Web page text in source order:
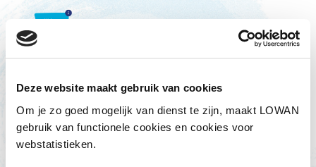
Deze website maakt gebruik van cookies
Om je zo goed mogelijk van dienst te zijn, maakt LOWAN
gebruik van functionele cookies en cookies voor
webstatistieken.